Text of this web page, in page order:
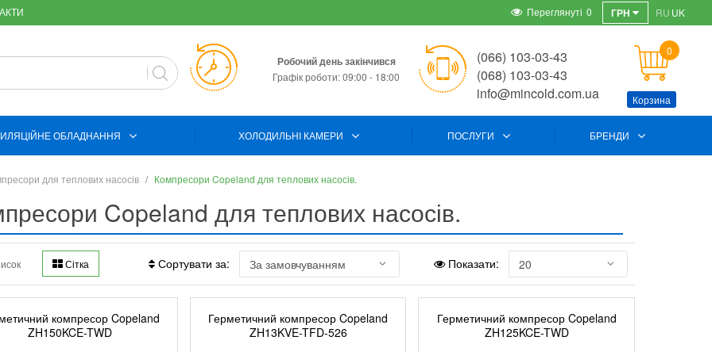
ГРН RU UK
Переглянуті 0
Робочий день закінчився
Графік роботи: 09:00 - 18:00
(066) 103-03-43
(068) 103-03-43
info@mincold.com.ua
0
Корзина
ОБЛАДНАННЯ ХОЛОДИЛЬНІ КАМЕРИ ПОСЛУГИ БРЕНДИ
для теплових насосів Компресори Copeland для теплових насосів.
Copeland для теплових насосів.
Сітка Сортувати за: Показати:
компресор Copeland
ZH150KCE-TWD
Герметичний компресор Copeland
ZH13KVE-TFD-526
Герметичний компресор Copeland
ZH125KCE-TWD